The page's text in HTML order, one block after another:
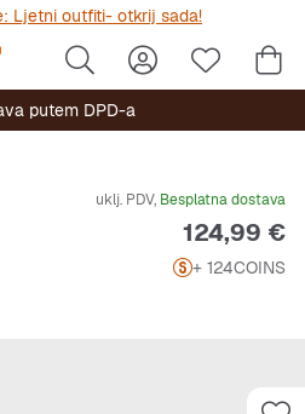
Ljetni outfiti- otkrij sada!
putem DPD-a
uklj. PDV, Besplatna dostava
Cijena
124,99 €
+ 124COINS